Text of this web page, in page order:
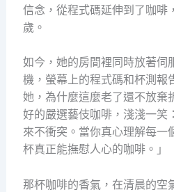
信念，從程式碼延伸到了咖啡
歲。
如今，她的房間裡同時放著伺
機，螢幕上的程式碼和杯測報
她，為什麼這麼老了還不放棄
好的嚴選藝伎咖啡，淺淺一笑
來不衝突。當你真心理解每一
杯真正能撫慰人心的咖啡。」
那杯咖啡的香氣，在清晨的空